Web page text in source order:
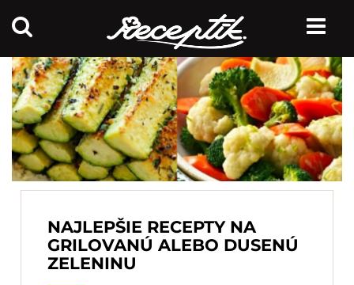
NAJLEPŠIE RECEPTY NA
GRILOVANÚ ALEBO DUSENÚ
ZELENINU